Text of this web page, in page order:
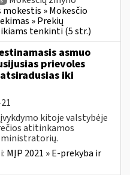
» Mokesčio
» Prekių
tenkinti (5 str.)
asmuo
prievoles
iki
kitoje valstybėje
atitinkamos
MĮP 2021 » E-prekyba ir